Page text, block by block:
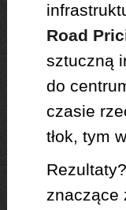
Road
sztuczną
do
czasie
tłok, tym
znaczące